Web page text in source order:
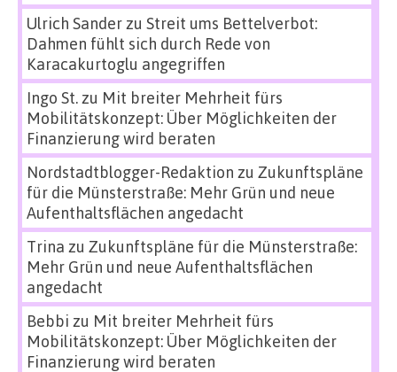
Ulrich Sanderzu Streit ums Bettelverbot:
Dahmen fühlt sich durch Rede von
Karacakurtoglu angegriffen
Ingo St.zu Mit breiter Mehrheit fürs
Mobilitätskonzept: Über Möglichkeiten der
Finanzierung wird beraten
Nordstadtblogger-Redaktion zu Zukunftspläne
für die Münsterstraße: Mehr Grün und neue
Aufenthaltsflächen angedacht
Trina zu Zukunftspläne für die Münsterstraße:
Mehr Grün und neue Aufenthaltsflächen
angedacht
Bebbi zu Mit breiter Mehrheit fürs
Mobilitätskonzept: Über Möglichkeiten der
Finanzierung wird beraten